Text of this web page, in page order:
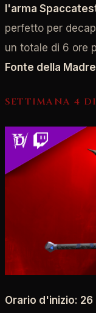
l'arma
perfetto per
un totale di 6 ore
Fonte della Madre
SETTIMANA 4
Orario d'inizio: 26